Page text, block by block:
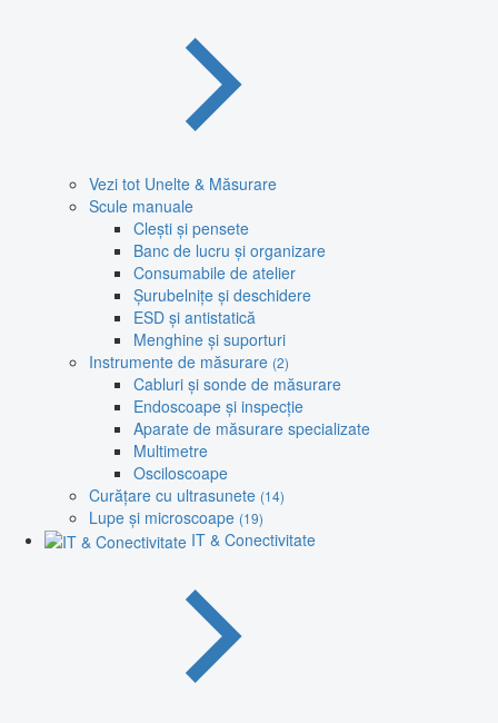
Vezi tot Unelte & Măsurare
Scule manuale
Clești și pensete
Banc de lucru și organizare
Consumabile de atelier
Șurubelnițe și deschidere
ESD și antistatică
Menghine și suporturi
Instrumente de măsurare (2)
Cabluri și sonde de măsurare
Endoscoape și inspecție
Aparate de măsurare specializate
Multimetre
Osciloscoape
Curățare cu ultrasunete (14)
Lupe și microscoape (19)
IT & Conectivitate